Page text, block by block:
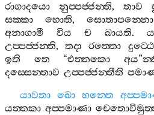
රාගාදයො
නුප‍්පජ‍්ජන‍්ති, තාව
සක‍්කා
හොති,සොතාපන‍්නො
අනාගාමී
විය ච ඛායති.
උප‍්පජ‍්ජන‍්ති,තදා රත‍්තො
ඉති
තෙ “එත‍්තකො අය”
දස‍්සෙන‍්තාව උප‍්පජ‍්ජන‍්තීති
යාවතා ඛො භන‍්තෙ
යත‍්තකා අප‍්පමාණා